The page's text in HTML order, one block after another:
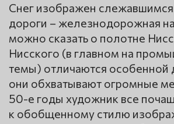
Снег изображен
дороги – железнодорожная
можно сказать о полотне
Нисского (в главном на
темы) отличаются особенной
они обхватывают огромные
50-е годы художник все
к обобщенному стилю